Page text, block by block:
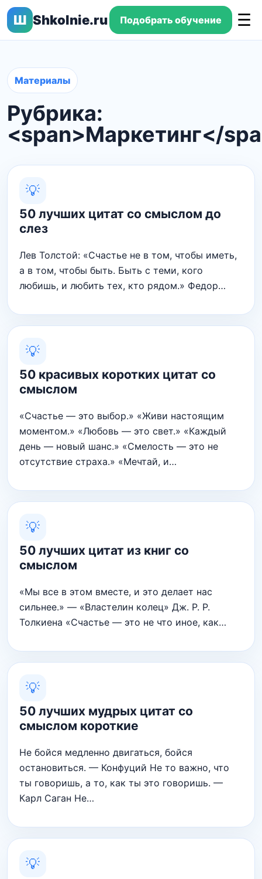
Ш Shkolnie.ru Подобрать обучение ☰
Материалы
Рубрика:
<span>Маркетинг</
💡
50 лучших цитат со смыслом до
слез
Лев Толстой: «Счастье не в том, чтобы иметь,
а в том, чтобы быть. Быть с теми, кого
любишь, и любить тех, кто рядом.» Федор…
💡
50 красивых коротких цитат со
смыслом
«Счастье — это выбор.» «Живи настоящим
моментом.» «Любовь — это свет.» «Каждый
день — новый шанс.» «Смелость — это не
отсутствие страха.» «Мечтай, и…
💡
50 лучших цитат из книг со
смыслом
«Мы все в этом вместе, и это делает нас
сильнее.» — «Властелин колец» Дж. Р. Р.
Толкиена «Счастье — это не что иное, как…
💡
50 лучших мудрых цитат со
смыслом короткие
Не бойся медленно двигаться, бойся
остановиться. — Конфуций Не то важно, что
ты говоришь, а то, как ты это говоришь. —
Карл Саган Не…
💡